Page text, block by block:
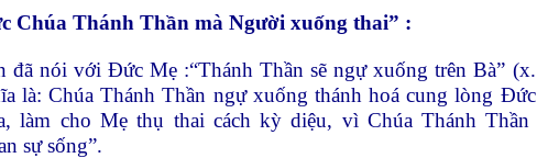
Chúa Thánh Thần mà Người xuống thai” :
đã nói với Đức Mẹ :“Thánh Thần sẽ ngự xuống trên Bà” (x.
là: Chúa Thánh Thần ngự xuống thánh hoá cung lòng Đức
làm cho Mẹ thụ thai cách kỳ diệu, vì Chúa Thánh Thần
sự sống”.